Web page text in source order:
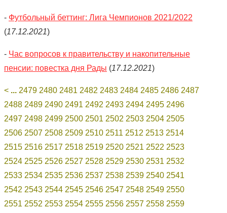
- Футбольный беттинг: Лига Чемпионов 2021/2022
(17.12.2021)
- Час вопросов к правительству и накопительные
пенсии: повестка дня Рады (17.12.2021)
< ... 2479 2480 2481 2482 2483 2484 2485 2486 2487
2488 2489 2490 2491 2492 2493 2494 2495 2496
2497 2498 2499 2500 2501 2502 2503 2504 2505
2506 2507 2508 2509 2510 2511 2512 2513 2514
2515 2516 2517 2518 2519 2520 2521 2522 2523
2524 2525 2526 2527 2528 2529 2530 2531 2532
2533 2534 2535 2536 2537 2538 2539 2540 2541
2542 2543 2544 2545 2546 2547 2548 2549 2550
2551 2552 2553 2554 2555 2556 2557 2558 2559